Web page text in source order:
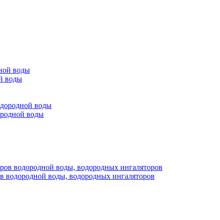
воды
воды
водородной воды, водородных ингаляторов